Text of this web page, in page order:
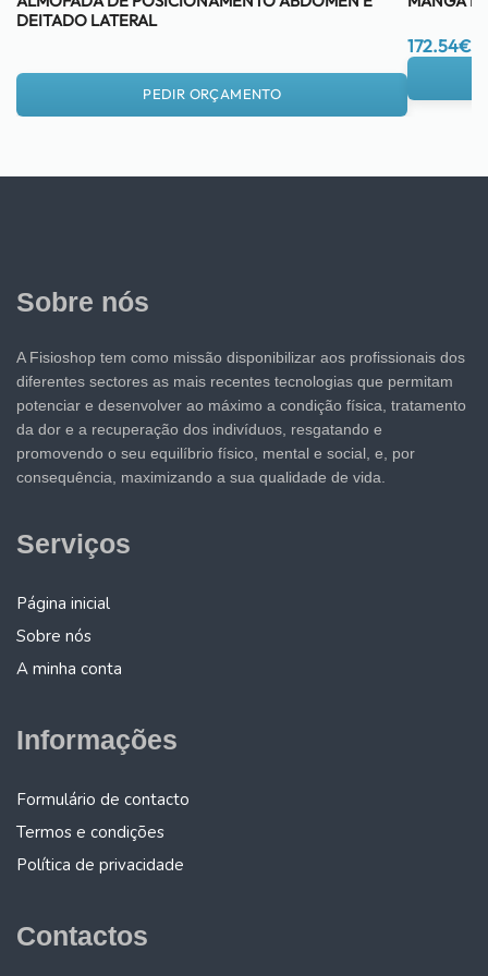
DEITADO LATERAL
PEDIR ORÇAMENTO
172.54€
Sobre nós
A Fisioshop tem como missão disponibilizar aos profissionais dos
diferentes sectores as mais recentes tecnologias que permitam
potenciar e desenvolver ao máximo a condição física, tratamento
da dor e a recuperação dos indivíduos, resgatando e
promovendo o seu equilíbrio físico, mental e social, e, por
consequência, maximizando a sua qualidade de vida.
Serviços
Página inicial
Sobre nós
A minha conta
Informações
Formulário de contacto
Termos e condições
Política de privacidade
Contactos